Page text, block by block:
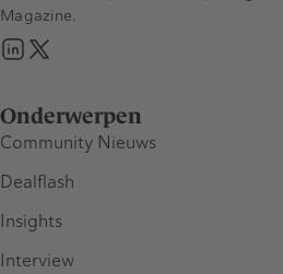
Onderwerpen
Community Nieuws
Dealflash
Insights
Interview
Magazine.